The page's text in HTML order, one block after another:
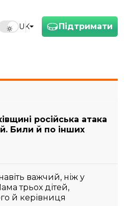
Підтримати
UK
російська атака
Били й по інших
важчий, ніж у
трьох дітей,
й керівниця